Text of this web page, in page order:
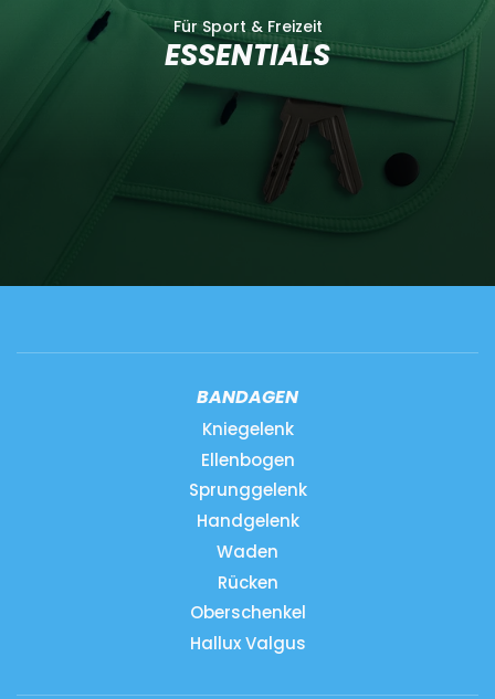
Für Sport & Freizeit
ESSENTIALS
BANDAGEN
Kniegelenk
Ellenbogen
Sprunggelenk
Handgelenk
Waden
Rücken
Oberschenkel
Hallux Valgus